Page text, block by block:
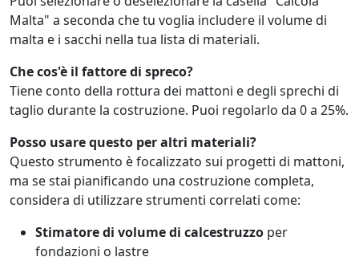
Malta" a seconda che tu voglia includere il volume di
malta e i sacchi nella tua lista di materiali.
Che cos'è il fattore di spreco?
Tiene conto della rottura dei mattoni e degli sprechi di
taglio durante la costruzione. Puoi regolarlo da 0 a 25%.
Posso usare questo per altri materiali?
Questo strumento è focalizzato sui progetti di mattoni,
ma se stai pianificando una costruzione completa,
considera di utilizzare strumenti correlati come:
Stimatore di volume di calcestruzzo per
fondazioni o lastre